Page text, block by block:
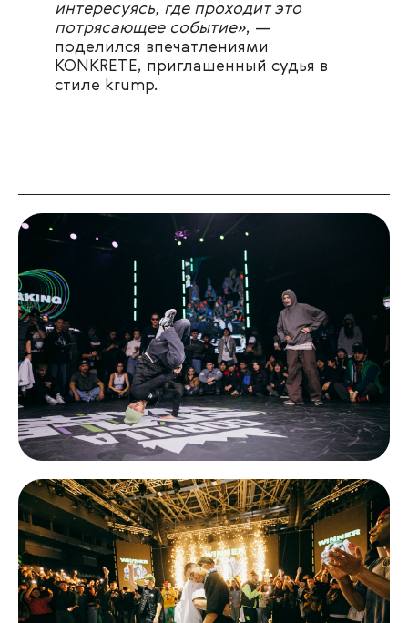
интересуясь, где проходит это
потрясающее событие», —
поделился впечатлениями
KONKRETE, приглашенный судья в
стиле krump.